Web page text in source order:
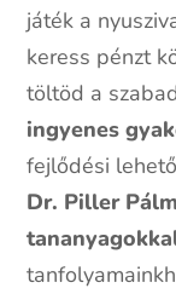
játék a
keress pénzt
töltöd a
ingyenes
fejlődési
Dr. Piller